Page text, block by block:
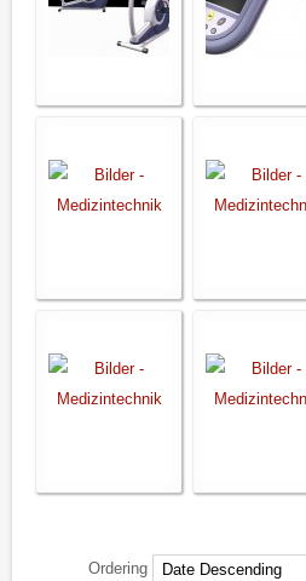
Ordering